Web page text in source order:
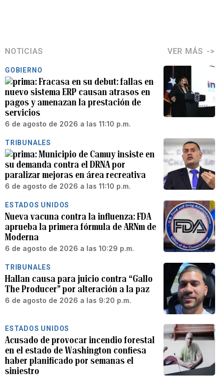
NOTICIAS VER MÁS
GOBIERNO
Fracasa en su debut: fallas en
nuevo sistema ERP causan atrasos en
pagos y amenazan la prestación de
servicios
6 de agosto de 2026 a las 11:10 p.m.
TRIBUNALES
Municipio de Camuy insiste en
su demanda contra el DRNA por
paralizar mejoras en área recreativa
6 de agosto de 2026 a las 11:10 p.m.
ESTADOS UNIDOS
Nueva vacuna contra la influenza: FDA
aprueba la primera fórmula de ARNm de
Moderna
6 de agosto de 2026 a las 10:29 p.m.
TRIBUNALES
Hallan causa para juicio contra “Gallo
The Producer” por alteración a la paz
6 de agosto de 2026 a las 9:20 p.m.
ESTADOS UNIDOS
Acusado de provocar incendio forestal
en el estado de Washington confiesa
haber planificado por semanas el
siniestro